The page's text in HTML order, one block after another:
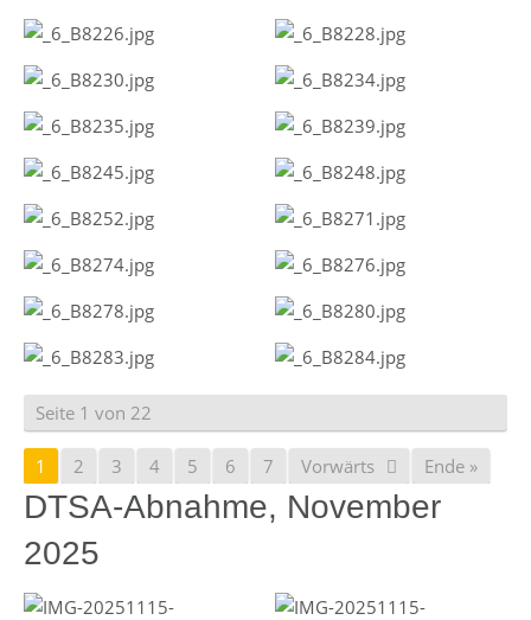
Seite 1 von 22
1 2 3 4 5 6 7 Vorwärts Ende »
DTSA-Abnahme, November
2025